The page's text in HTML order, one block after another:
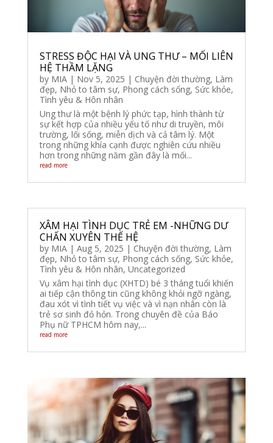
STRESS ĐỘC HẠI VÀ UNG THƯ – MỐI LIÊN
HỆ THẦM LẶNG
by MIA| Nov 5, 2025 | Chuyện đời thường, Làm
đẹp, Nhỏ to tâm sự, Phong cách sống, Sức khỏe,
Tình yêu & Hôn nhân
Ung thư là một bệnh lý phức tạp, hình thành từ
sự kết hợp của nhiều yếu tố như di truyền, môi
trường, lối sống, miễn dịch và cả tâm lý. Một
trong những khía cạnh được nghiên cứu nhiều
hơn trong những năm gần đây là mối...
read more
XÂM HẠI TÌNH DỤC TRẺ EM -NHỮNG DƯ
CHẤN XUYÊN THẾ HỆ
by MIA| Aug 5, 2025 | Chuyện đời thường, Làm
đẹp, Nhỏ to tâm sự, Phong cách sống, Sức khỏe,
Tình yêu & Hôn nhân, Uncategorized
Vụ xâm hại tình dục (XHTD) bé 3 tháng tuổi khiến
ai tiếp cận thông tin cũng không khỏi ngỡ ngàng,
đau xót vì tình tiết vụ việc và vì nạn nhân còn là
trẻ sơ sinh đỏ hỏn. Trong chuyên đề của Báo
Phụ nữ TPHCM hôm nay,...
read more